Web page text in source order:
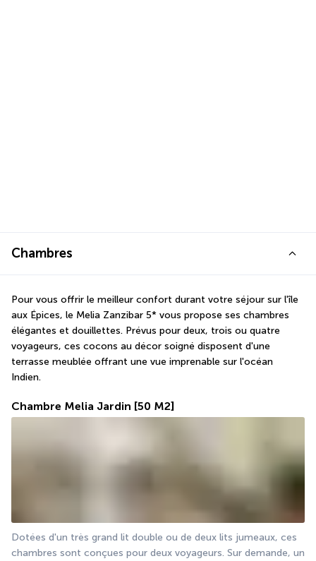
Chambres
Pour vous offrir le meilleur confort durant votre séjour sur l'île
aux Épices, le Melia Zanzibar 5* vous propose ses chambres
élégantes et douillettes. Prévus pour deux, trois ou quatre
voyageurs, ces cocons au décor soigné disposent d'une
terrasse meublée offrant une vue imprenable sur l'océan
Indien.
Chambre Melia Jardin [50 M2]
Dotées d'un très grand lit double ou de deux lits jumeaux, ces
chambres sont conçues pour deux voyageurs. Sur demande, un